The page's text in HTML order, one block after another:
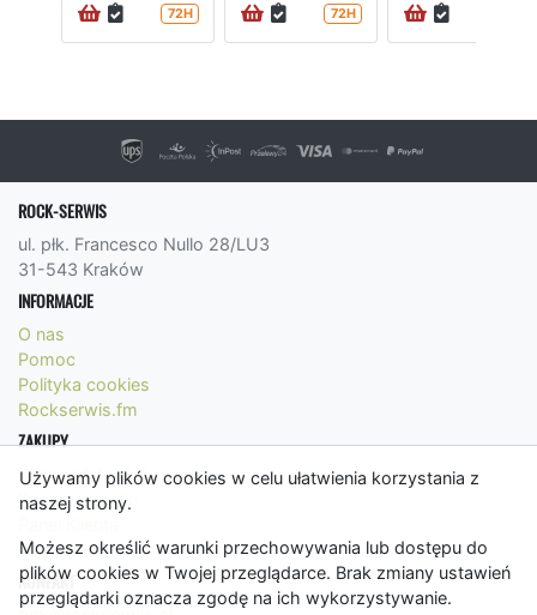
Używamy plików cookies w celu ułatwienia korzystania z
naszej strony.
Możesz określić warunki przechowywania lub dostępu do
plików cookies w Twojej przeglądarce. Brak zmiany ustawień
przeglądarki oznacza zgodę na ich wykorzystywanie.
72H 72H
ROCK-SERWIS
ul. płk. Francesco Nullo 28/LU3
31-543 Kraków
INFORMACJE
O nas
Pomoc
Polityka cookies
Rockserwis.fm
ZAKUPY
Formy płatności
Koszty wysyłki
Regulamin
KONTAKT